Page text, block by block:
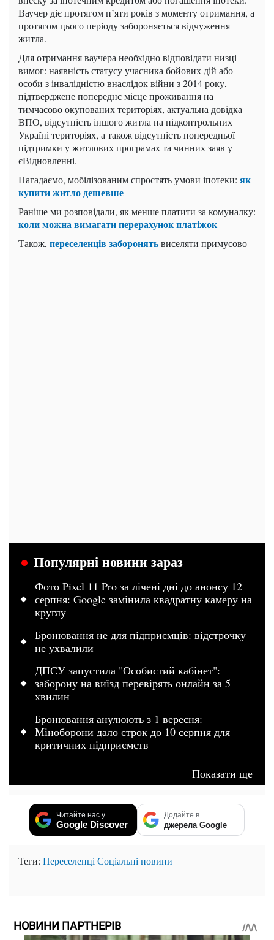
Ваучер діє протягом п’яти років з моменту отримання, а
протягом цього періоду забороняється відчуження
житла.
Для отримання ваучера необхідно відповідати низці
вимог: наявність статусу учасника бойових дій або
особи з інвалідністю внаслідок війни з 2014 року,
підтверджене попереднє місце проживання на
тимчасово окупованих територіях, актуальна довідка
ВПО, відсутність іншого житла на підконтрольних
Україні територіях, а також відсутність попередньої
підтримки у житлових програмах та чинних заяв у
єВідновленні.
Нагадаємо, мобілізованим спростять умови іпотеки: як
купити житло дешевше
Раніше ми розповідали, як менше платити за комуналку:
коли можна вимагати перерахунок платіжок
Також, переселенців заборонятьвиселяти примусово
Популярні новини зараз
Фото Pixel 11 Pro за лічені дні до анонсу 12
серпня: Google замінила квадратну камеру на
круглу
Бронювання не для підприємців: відстрочку
не ухвалили
ДПСУ запустила "Особистий кабінет":
заборону на виїзд перевірять онлайн за 5
хвилин
Бронювання анулюють з 1 вересня:
Міноборони дало строк до 10 серпня для
критичних підприємств
Показати ще
Читайте нас у
Google Discover
Додайте в
джерела Google
Теги: Переселенці Соціальні новини
НОВИНИ ПАРТНЕРІВ